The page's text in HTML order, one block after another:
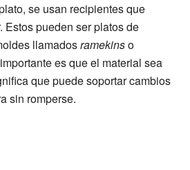
se usan recipientes que
Estos pueden ser platos de
llamadosramekinso
es que el material sea
que puede soportar cambios
sin romperse.